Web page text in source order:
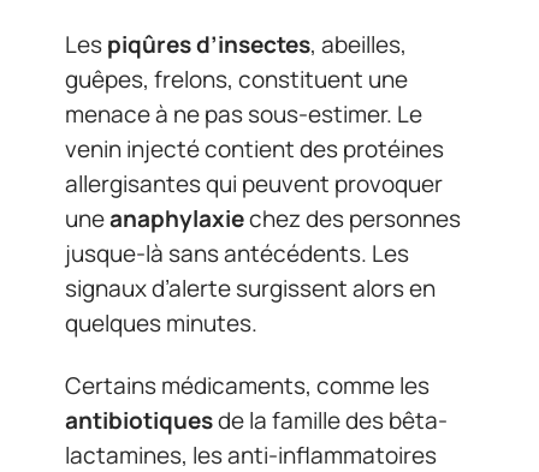
Lespiqûres d’insectes, abeilles,
guêpes, frelons, constituent une
menace à ne pas sous-estimer. Le
venin injecté contient des protéines
allergisantes qui peuvent provoquer
uneanaphylaxiechez des personnes
jusque-là sans antécédents. Les
signaux d’alerte surgissent alors en
quelques minutes.
Certains médicaments, comme les
antibiotiquesde la famille des bêta-
lactamines, les anti-inflammatoires